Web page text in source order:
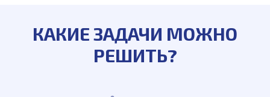
КАКИЕ ЗАДАЧИ МОЖНО
РЕШИТЬ?